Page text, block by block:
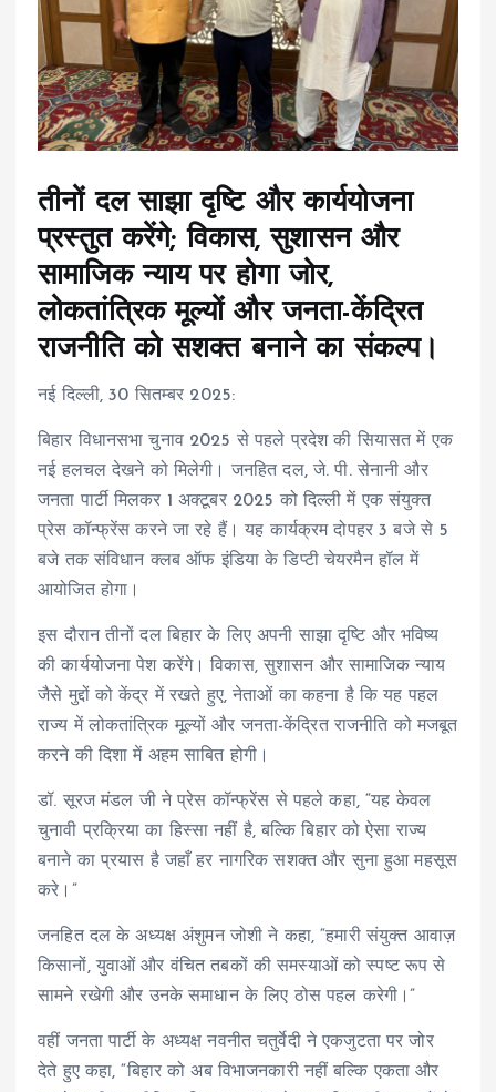
तीनों दल साझा दृष्टि और कार्ययोजना
प्रस्तुत करेंगे; विकास, सुशासन और
सामाजिक न्याय पर होगा जोर,
लोकतांत्रिक मूल्यों और जनता-केंद्रित
राजनीति को सशक्त बनाने का संकल्प।
नई दिल्ली, 30 सितम्बर 2025:
बिहार विधानसभा चुनाव 2025 से पहले प्रदेश की सियासत में एक
नई हलचल देखने को मिलेगी। जनहित दल, जे. पी. सेनानी और
जनता पार्टी मिलकर 1 अक्टूबर 2025 को दिल्ली में एक संयुक्त
प्रेस कॉन्फ्रेंस करने जा रहे हैं। यह कार्यक्रम दोपहर 3 बजे से 5
बजे तक संविधान क्लब ऑफ इंडिया के डिप्टी चेयरमैन हॉल में
आयोजित होगा।
इस दौरान तीनों दल बिहार के लिए अपनी साझा दृष्टि और भविष्य
की कार्ययोजना पेश करेंगे। विकास, सुशासन और सामाजिक न्याय
जैसे मुद्दों को केंद्र में रखते हुए, नेताओं का कहना है कि यह पहल
राज्य में लोकतांत्रिक मूल्यों और जनता-केंद्रित राजनीति को मजबूत
करने की दिशा में अहम साबित होगी।
डॉ. सूरज मंडल जी ने प्रेस कॉन्फ्रेंस से पहले कहा, “यह केवल
चुनावी प्रक्रिया का हिस्सा नहीं है, बल्कि बिहार को ऐसा राज्य
बनाने का प्रयास है जहाँ हर नागरिक सशक्त और सुना हुआ महसूस
करे।”
जनहित दल के अध्यक्ष अंशुमन जोशी ने कहा, “हमारी संयुक्त आवाज़
किसानों, युवाओं और वंचित तबकों की समस्याओं को स्पष्ट रूप से
सामने रखेगी और उनके समाधान के लिए ठोस पहल करेगी।”
वहीं जनता पार्टी के अध्यक्ष नवनीत चतुर्वेदी ने एकजुटता पर जोर
देते हुए कहा, “बिहार को अब विभाजनकारी नहीं बल्कि एकता और